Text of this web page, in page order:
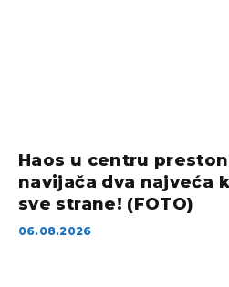
Haos u centru
navijača dva najveća
sve strane! (FOTO)
06.08.2026